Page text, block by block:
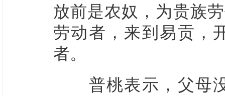
放前是农奴，为贵族
劳动者，来到易贡，
者。
普桃表示，父母没